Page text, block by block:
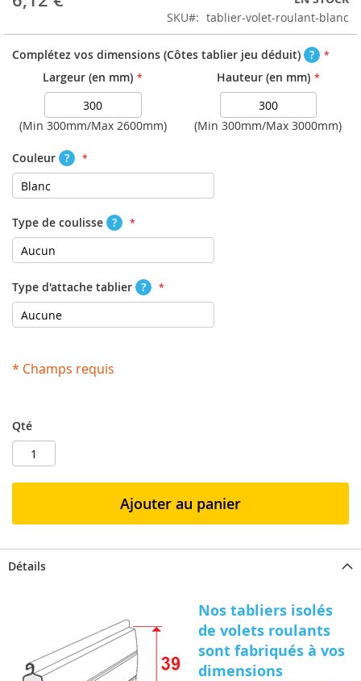
SKU
tablier-volet-roulant-blanc
Complétez vos dimensions (Côtes tablier jeu déduit) ?
Largeur (en mm)
(Min 300mm/Max 2600mm)
Hauteur (en mm)
(Min300mm/Max3000mm)
Couleur ?
Type de coulisse ?
Type d'attache tablier ?
* Champs requis
Qté
Ajouter au panier
Détails
Nos tabliers isolés
de volets roulants
sont fabriqués à vos
dimensions